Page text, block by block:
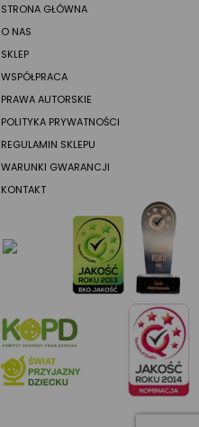
STRONA GŁÓWNA
O NAS
SKLEP
WSPÓŁPRACA
PRAWA AUTORSKIE
POLITYKA PRYWATNOŚCI
REGULAMIN SKLEPU
WARUNKI GWARANCJI
KONTAKT